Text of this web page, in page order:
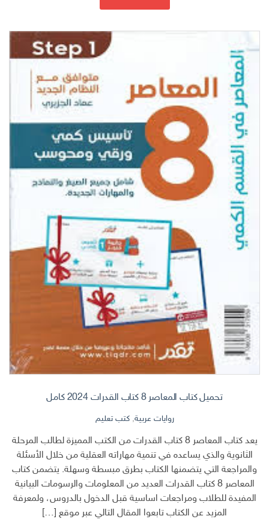
تحميل كتاب المعاصر 8 كتاب القدرات 2024 كامل
روايات عربية,كتب تعليم
يعد كتاب المعاصر 8 كتاب القدرات من الكتب المميزة لطالب المرحلة
الثانوية والذي يساعده في تنمية مهاراته العقلية من خلال الأسئلة
والمراجعة التي يتضمنها الكتاب بطرق مبسطة وسهلة. يتضمن كتاب
المعاصر 8 كتاب القدرات العديد من المعلومات والرسومات البيانية
المفيدة للطلاب ومراجعات اساسية قبل الدخول بالدروس، ولمعرفة
المزيد عن الكتاب تابعوا المقال التالي عبر موقع […]